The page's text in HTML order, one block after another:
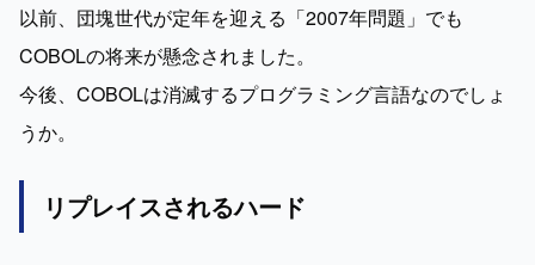
以前、団塊世代が定年を迎える「2007年問題」でも
COBOLの将来が懸念されました。
今後、COBOLは消滅するプログラミング言語なのでしょ
うか。
リプレイスされるハード